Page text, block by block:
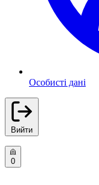
Особисті дані
Вийти
0